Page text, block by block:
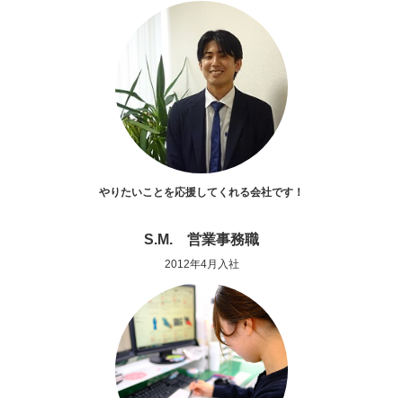
やりたいことを応援してくれる会社です！
S.M. 営業事務職
2012年4月入社